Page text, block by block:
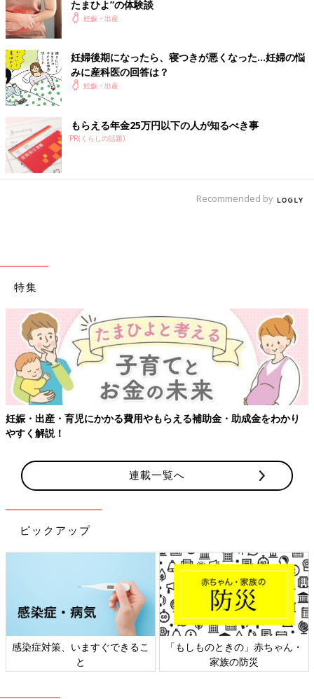
たまひよ”の体験談
妊娠・出産
妊婦後期になったら、寝つきが悪くなった…妊婦の悩
みに産科医の回答は？
妊娠・出産
もらえる年金25万円以下の人が知るべき事
PR(くらしの話題)
Recommended by
特集
妊娠・出産・育児にかかる費用やもらえる補助金・助成金をわかり
やすく解説！
連載一覧へ
ピックアップ
感染症対策、いますぐできるこ
と
「もしものときの」赤ちゃん・
家族の防災